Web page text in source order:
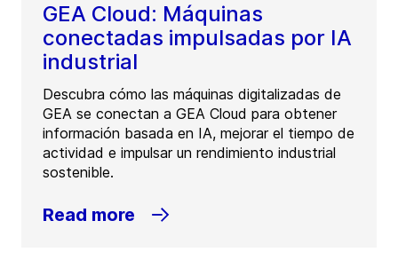
GEA Cloud: Máquinas
conectadas impulsadas por IA
industrial
Descubra cómo las máquinas digitalizadas de
GEA se conectan a GEA Cloud para obtener
información basada en IA, mejorar el tiempo de
actividad e impulsar un rendimiento industrial
sostenible.
Read more